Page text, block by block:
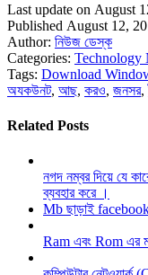
Last update on August
Published August 12,
Author: নিউজ ডেস্ক
Categories: Technology
Tags: Download
অযকউনট, আছ, করও, জনসর,
Related Posts
নগদ নম্বর দিয়ে যে
ব্যবহার করে ।
Mb ছাড়াই facebook
Ram এবং Rom এর